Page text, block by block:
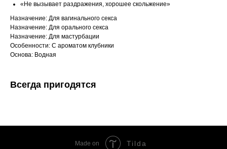
«Не вызывает раздражения, хорошее скольжение»
Назначение: Для вагинального секса
Назначение: Для орального секса
Назначение: Для мастурбации
Особенности: С ароматом клубники
Основа: Водная
Всегда пригодятся
Made on Tilda